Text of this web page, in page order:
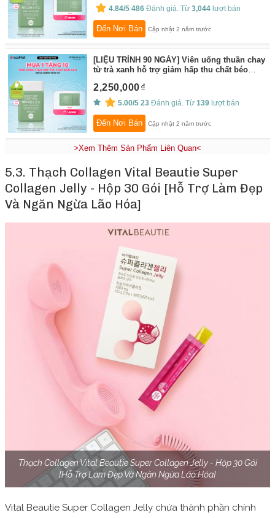
4.84/5 486 Đánh giá. Từ3,044 lượt bán
Đến Nơi Bán Cập nhật 2 năm trước
[LIỆU TRÌNH 90 NGÀY] Viên uống thuần chay
từ trà xanh hỗ trợ giảm hấp thu chất béo
Beautie Flagship Store
2,250,000
5.00/5 23 Đánh giá. Từ139 lượt bán
Đến Nơi Bán Cập nhật 2 năm trước
>Xem Thêm Sản Phẩm Liên Quan<
5.3. Thạch Collagen Vital Beautie Super
Collagen Jelly - Hộp 30 Gói [Hỗ Trợ Làm Đẹp
Và Ngăn Ngừa Lão Hóa]
Thạch Collagen Vital Beautie Super Collagen Jelly - Hộp 30 Gói
[Hỗ Trợ Làm Đẹp Và Ngăn Ngừa Lão Hóa]
Vital Beautie Super Collagen Jelly chứa thành phần chính